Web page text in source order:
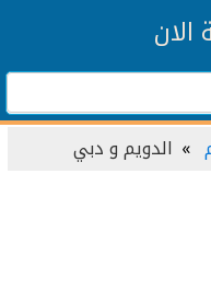
الدويم و دبي